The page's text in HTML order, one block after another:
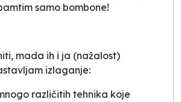
samo bombone!
mada ih i ja (nažalost)
izlaganje:
različitih tehnika koje